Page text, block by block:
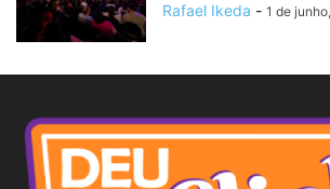
Rafael Ikeda - 1 de